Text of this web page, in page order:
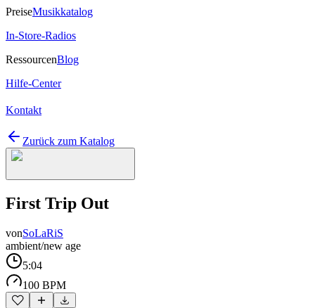
PreiseMusikkatalog
In-Store-Radios
RessourcenBlog
Hilfe-Center
Kontakt
Zurück zum Katalog
First Trip Out
vonSoLaRiS
ambient/new age
5:04
100 BPM